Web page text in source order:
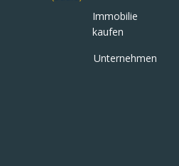
Immobilie
kaufen
Unternehmen